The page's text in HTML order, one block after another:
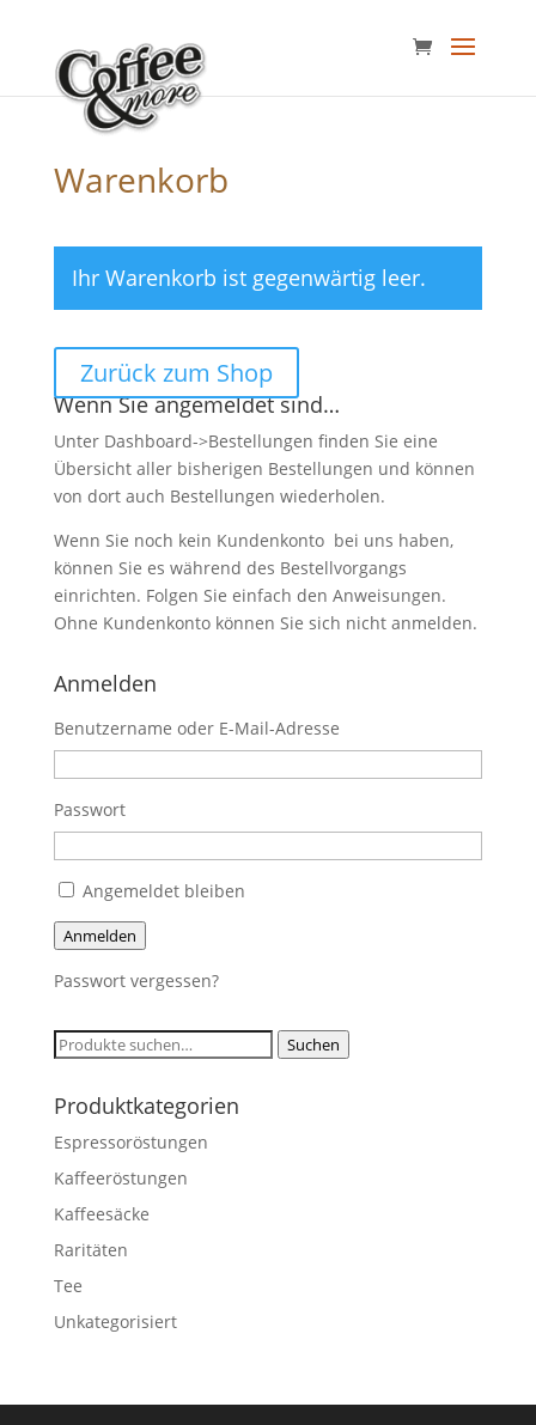
Warenkorb
Ihr Warenkorb ist gegenwärtig leer.
Zurück zum Shop
Wenn Sie angemeldet sind…
Unter Dashboard->Bestellungen finden Sie eine
Übersicht aller bisherigen Bestellungen und können
von dort auch Bestellungen wiederholen.
Wenn Sie noch kein Kundenkonto bei uns haben,
können Sie es während des Bestellvorgangs
einrichten. Folgen Sie einfach den Anweisungen.
Ohne Kundenkonto können Sie sich nicht anmelden.
Anmelden
Benutzername oder E-Mail-Adresse
Passwort
Angemeldet bleiben
Anmelden
Passwort vergessen?
Suche
Suchen
Produktkategorien
Espressoröstungen
Kaffeeröstungen
Kaffeesäcke
Raritäten
Tee
Unkategorisiert